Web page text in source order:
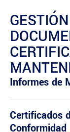
Informes de
Certificados
Conformidad